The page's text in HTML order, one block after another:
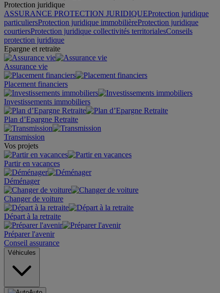
Protection juridique
ASSURANCE PROTECTION JURIDIQUEProtection juridique
particuliersProtection juridique immobilièreProtection juridique
courtiersProtection juridique collectivités territorialesConseils
protection juridique
Epargne et retraite
Assurance vie
Placement financiers
Investissements immobiliers
Plan d’Epargne Retraite
Transmission
Vos projets
Partir en vacances
Déménager
Changer de voiture
Départ à la retraite
Préparer l'avenir
Conseil assurance
Véhicules